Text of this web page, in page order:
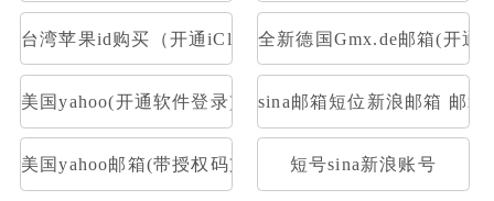
台湾苹果id购买（开通iCloud）全新德国Gmx.de邮箱(开通
美国yahoo(开通软件登录) sina邮箱短位新浪邮箱 邮箱
美国yahoo邮箱(带授权码支持pop)短号sina新浪账号